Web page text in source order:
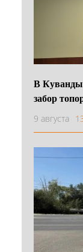
В
забор
9 августа